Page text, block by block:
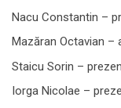
Nacu Constantin –
Mazăran Octavian –
Staicu Sorin –
Iorga Nicolae –